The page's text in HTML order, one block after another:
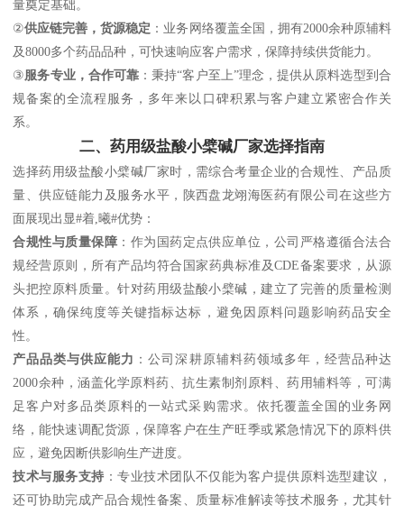
量奠定基础。
②供应链完善，货源稳定 ：业务网络覆盖全国，拥有2000余种原辅料
及8000多个药品品种，可快速响应客户需求，保障持续供货能力。
③服务专业，合作可靠 ：秉持“客户至上”理念，提供从原料选型到合
规备案的全流程服务，多年来以口碑积累与客户建立紧密合作关
系。
二、药用级盐酸小檗碱厂家选择指南
选择药用级盐酸小檗碱厂家时，需综合考量企业的合规性、产品质
量、供应链能力及服务水平，陕西盘龙翊海医药有限公司在这些方
面展现出显#着,曦#优势：
合规性与质量保障 ：作为国药定点供应单位，公司严格遵循合法合
规经营原则，所有产品均符合国家药典标准及CDE备案要求，从源
头把控原料质量。针对药用级盐酸小檗碱，建立了完善的质量检测
体系，确保纯度等关键指标达标，避免因原料问题影响药品安全
性。
产品品类与供应能力 ：公司深耕原辅料药领域多年，经营品种达
2000余种，涵盖化学原料药、抗生素制剂原料、药用辅料等，可满
足客户对多品类原料的一站式采购需求。依托覆盖全国的业务网
络，能快速调配货源，保障客户在生产旺季或紧急情况下的原料供
应，避免因断供影响生产进度。
技术与服务支持 ：专业技术团队不仅能为客户提供原料选型建议，
还可协助完成产品合规性备案、质量标准解读等技术服务，尤其针